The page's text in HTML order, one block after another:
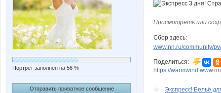
Портрет заполнен на 56 %
Отправить приватное сообщение
Просмотреть или
Сбор здесь:
www.nn.ru/community/
Поделиться:
https://
Экспресс! Бельё